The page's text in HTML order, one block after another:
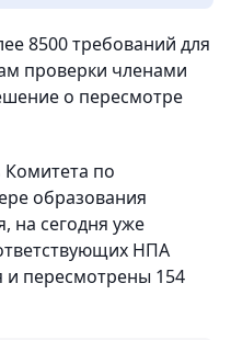
8500 требований для
проверки членами
о пересмотре
Комитета по
образования
на сегодня уже
НПА
и пересмотрены 154